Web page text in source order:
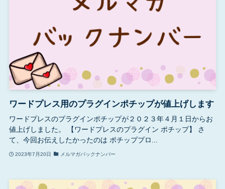
ワードプレス用のプラグインポチップが値上げします
ワードプレスのプラグインポチップが２０２３年４月１日からお
値上げしました。 【ワードプレスのプラグイン ポチップ】 さ
て、今回お伝えしたかったのは ポチッププロ...
2023年7月20日 メルマガバックナンバー